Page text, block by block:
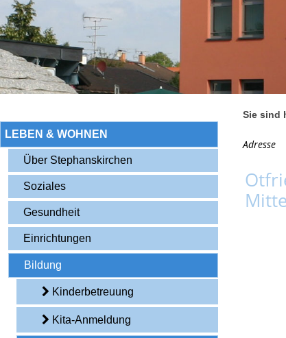
LEBEN & WOHNEN
Über Stephanskirchen
Soziales
Gesundheit
Einrichtungen
Bildung
Kinderbetreuung
Kita-Anmeldung
Sie sind
Adresse